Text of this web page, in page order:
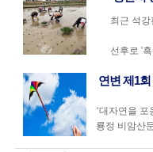
최근 석
선후로 '
연변 제1
‘대자연을
룡정 비암산